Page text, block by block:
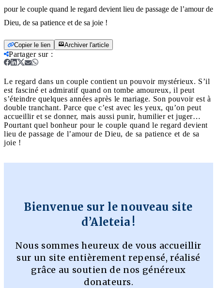
pour le couple quand le regard devient lieu de passage de l’amour de
Dieu, de sa patience et de sa joie !
Copier le lien Archiver l'article
Partager sur:
Le regard dans un couple contient un pouvoir mystérieux. S’il
est fasciné et admiratif quand on tombe amoureux, il peut
s’éteindre quelques années après le mariage. Son pouvoir est à
double tranchant. Parce que c’est avec les yeux, qu’on peut
accueillir et se donner, mais aussi punir, humilier et juger…
Pourtant quel bonheur pour le couple quand le regard devient
lieu de passage de l’amour de Dieu, de sa patience et de sa
joie !
Bienvenue sur le nouveau site
d’Aleteia !
Nous sommes heureux de vous accueillir
sur un site entièrement repensé, réalisé
grâce au soutien de nos généreux
donateurs.